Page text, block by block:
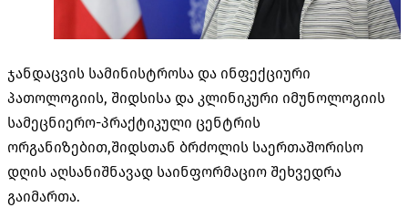
ჯანდაცვის სამინისტროსა და ინფექციური
პათოლოგიის, შიდსისა და კლინიკური იმუნოლოგიის
სამეცნიერო-პრაქტიკული ცენტრის
ორგანიზებით,შიდსთან ბრძოლის საერთაშორისო
დღის აღსანიშნავად საინფორმაციო შეხვედრა
გაიმართა.